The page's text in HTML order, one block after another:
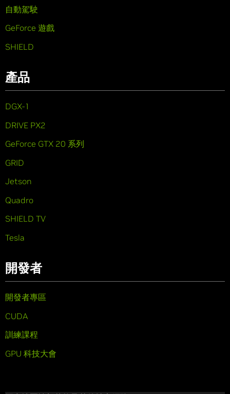
自動駕駛
GeForce 遊戲
SHIELD
產品
DGX-1
DRIVE PX2
GeForce GTX 20 系列
GRID
Jetson
Quadro
SHIELD TV
Tesla
開發者
開發者專區
CUDA
訓練課程
GPU 科技大會